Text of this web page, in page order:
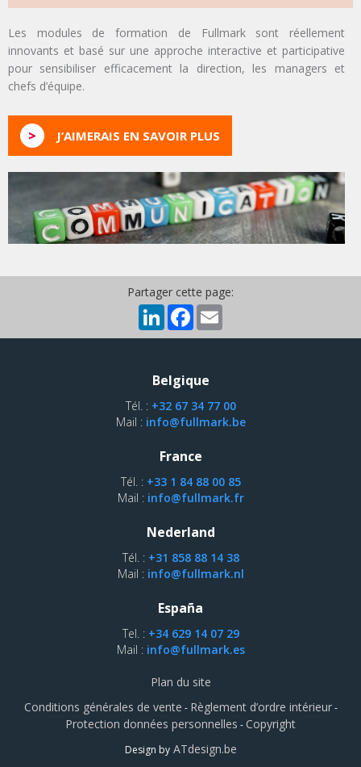
Les modules de formation de Fullmark sont réellement
innovants et basé sur une approche interactive et participative
pour sensibiliser efficacement la direction, les managers et
chefs d’équipe.
> J’AIMERAIS EN SAVOIR PLUS
Partager cette page:
LinkedInFacebook
Belgique
Tél. : +32 67 34 77 00
Mail : info@fullmark.be
France
Tél. : +33 1 84 88 00 85
Mail : info@fullmark.fr
Nederland
Tél. : +31 858 88 14 38
Mail : info@fullmark.nl
España
Tel. : +34 629 14 07 29
Mail : info@fullmark.es
Plan du site
Conditions générales de vente - Règlement d’ordre intérieur-
Protection données personnelles - Copyright
Design byATdesign.be